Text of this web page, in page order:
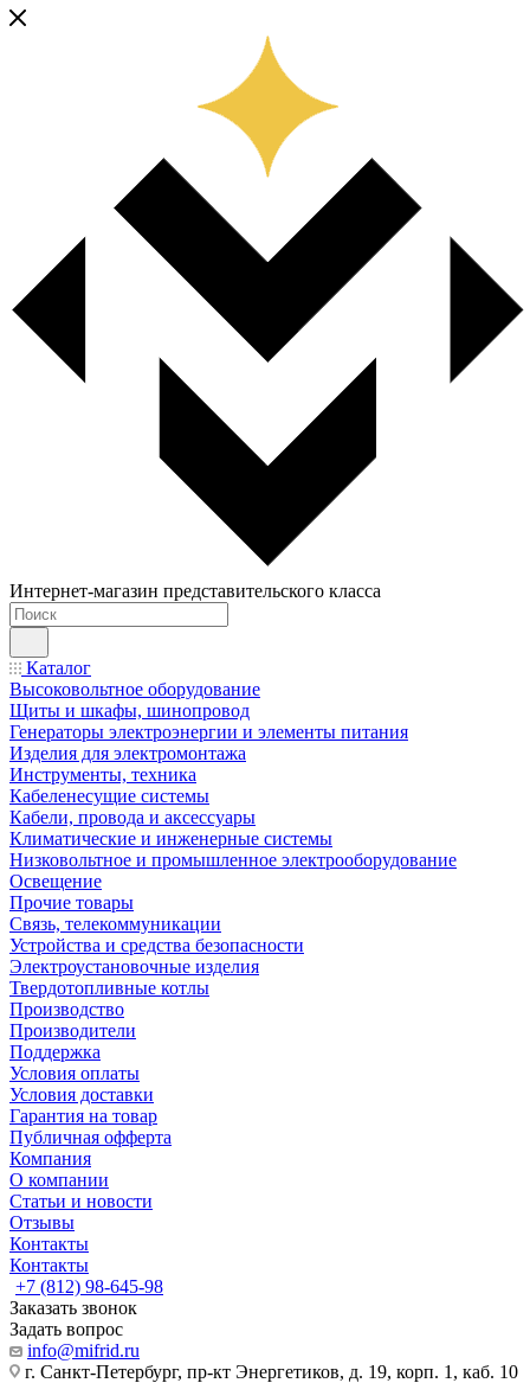
Интернет-магазин представительского класса
Каталог
Высоковольтное оборудование
Щиты и шкафы, шинопровод
Генераторы электроэнергии и элементы питания
Изделия для электромонтажа
Инструменты, техника
Кабеленесущие системы
Кабели, провода и аксессуары
Климатические и инженерные системы
Низковольтное и промышленное электрооборудование
Освещение
Прочие товары
Связь, телекоммуникации
Устройства и средства безопасности
Электроустановочные изделия
Твердотопливные котлы
Производство
Производители
Поддержка
Условия оплаты
Условия доставки
Гарантия на товар
Публичная офферта
Компания
О компании
Статьи и новости
Отзывы
Контакты
Контакты
+7 (812) 98-645-98
Заказать звонок
Задать вопрос
info@mifrid.ru
г. Санкт-Петербург, пр-кт Энергетиков, д. 19, корп. 1, каб. 10